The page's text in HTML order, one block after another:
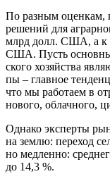
По раз­ным оцен­кам,
реше­ний для
млрд долл. США, а к
США. Пусть
ско­го хозяй­ства
пы – глав­ное
что мы рабо­та­ем в
ново­го, облач­но­го,
Одна­ко экс­пер­ты
на зем­лю: пере­ход
но мед­лен­но:
до 14,3 %.